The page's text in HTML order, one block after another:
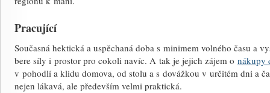
Pracující
Současná hektická a uspěchaná doba s minimem volného času a
bere síly i prostor pro cokoli navíc. A tak je jejich zájem o nákupy
v pohodlí a klidu domova, od stolu a s dovážkou v určitém dni a
nejen lákavá, ale především velmi praktická.